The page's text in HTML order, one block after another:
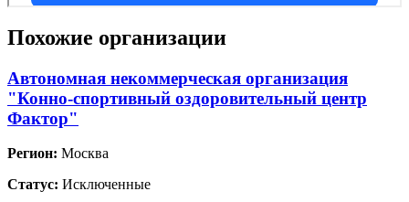
Похожие организации
Автономная некоммерческая организация
"Конно-спортивный оздоровительный центр
Фактор"
Регион: Москва
Статус: Исключенные